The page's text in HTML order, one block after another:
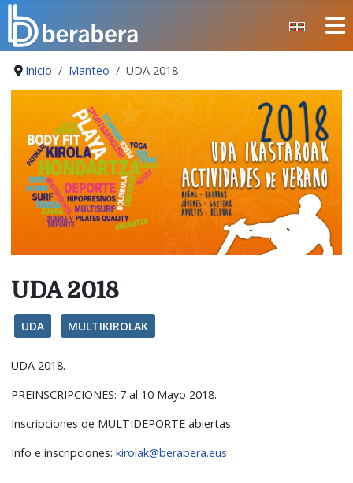
CERRAR
INICIO
MANTEO
SECCIONES
EVENTOS
ÁREA SOCIAL
Inicio Manteo UDA 2018
UDA 2018
UDA MULTIKIROLAK
UDA 2018.
PREINSCRIPCIONES: 7 al 10 Mayo 2018.
Inscripciones de MULTIDEPORTE abiertas.
Info e inscripciones:kirolak@berabera.eus